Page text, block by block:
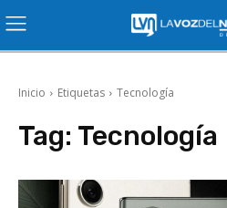
Inicio Etiquetas Tecnología
Tag: Tecnología